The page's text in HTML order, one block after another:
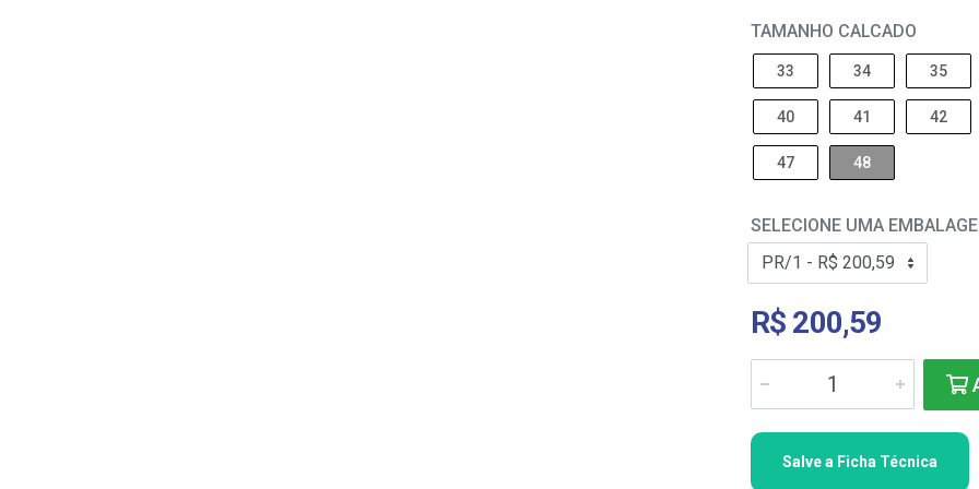
TAMANHO CALCADO
33 34 35
40 41 42
47 48
SELECIONE UMA
R$ 200,59
Salve a Ficha Técnica